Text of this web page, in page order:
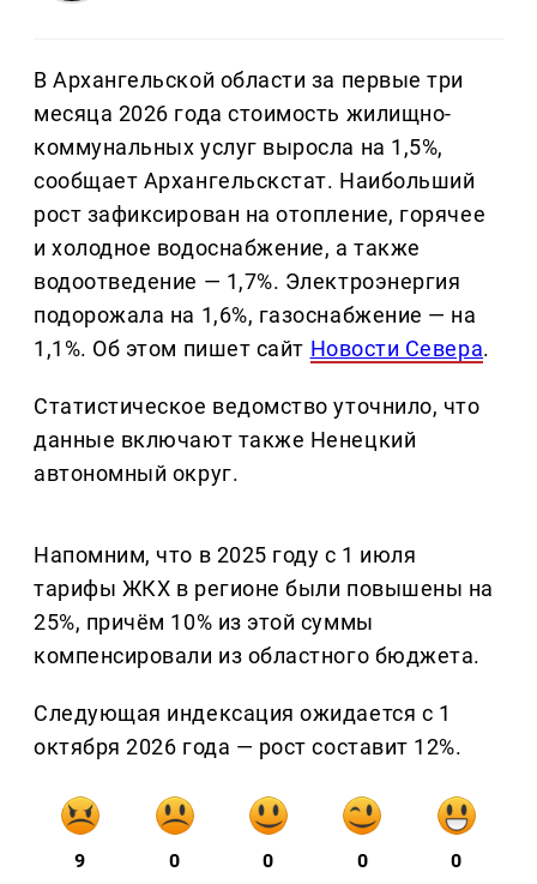
В Архангельской области за первые три
месяца 2026 года стоимость жилищно-
коммунальных услуг выросла на 1,5%,
сообщает Архангельскстат. Наибольший
рост зафиксирован на отопление, горячее
и холодное водоснабжение, а также
водоотведение — 1,7%. Электроэнергия
подорожала на 1,6%, газоснабжение — на
1,1%. Об этом пишет сайт Новости Севера.
Статистическое ведомство уточнило, что
данные включают также Ненецкий
автономный округ.
Напомним, что в 2025 году с 1 июля
тарифы ЖКХ в регионе были повышены на
25%, причём 10% из этой суммы
компенсировали из областного бюджета.
Следующая индексация ожидается с 1
октября 2026 года — рост составит 12%.
9 0 0 0 0